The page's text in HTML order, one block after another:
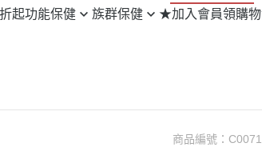
起功能保健 族群保健 ★加入會員領購
商品編號： C0071